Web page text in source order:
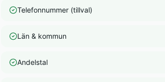
Telefonnummer (tillval)
Län & kommun
Andelstal